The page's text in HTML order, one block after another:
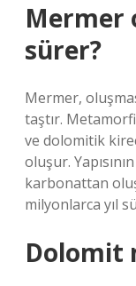
Mermer
sürer?
Mermer,
taştır.
ve dolomitik
oluşur.
karbonattan
milyonlarca yıl
Dolomit